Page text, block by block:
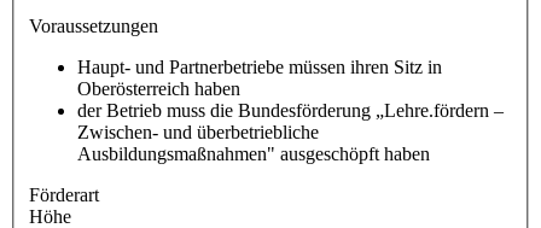
Voraussetzungen
Haupt- und Partnerbetriebe müssen ihren Sitz in
Oberösterreich haben
der Betrieb muss die Bundesförderung „Lehre.fördern –
Zwischen- und überbetriebliche
Ausbildungsmaßnahmen" ausgeschöpft haben
Förderart
Höhe